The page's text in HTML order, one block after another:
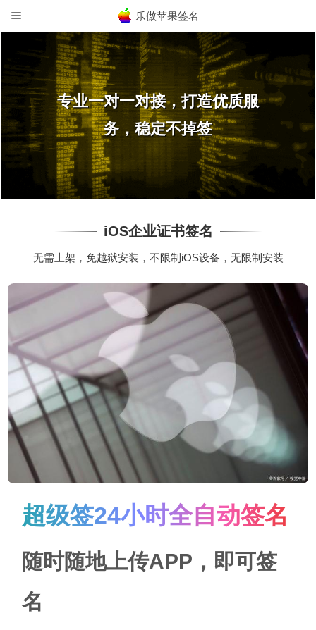
乐傲苹果签名
专业一对一对接，打造优质服
务，稳定不掉签
iOS企业证书签名
无需上架，免越狱安装，不限制iOS设备，无限制安装
超级签24小时全自动签名
随时随地上传APP，即可签
名